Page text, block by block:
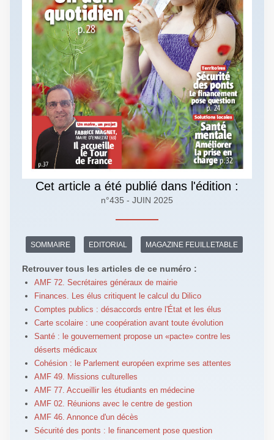
Cet article a été publié dans l'édition :
n°435 - JUIN 2025
SOMMAIRE EDITORIAL MAGAZINE FEUILLETABLE
Retrouver tous les articles de ce numéro :
AMF 72. Secrétaires généraux de mairie
Finances. Les élus critiquent le calcul du Dilico
Comptes publics : désaccords entre l'État et les élus
Carte scolaire : une coopération avant toute évolution
Santé : le gouvernement propose un «pacte» contre les
déserts médicaux
Cohésion : le Parlement européen exprime ses attentes
AMF 49. Missions culturelles
AMF 77. Accueillir les étudiants en médecine
AMF 02. Réunions avec le centre de gestion
AMF 46. Annonce d'un décès
Sécurité des ponts : le financement pose question